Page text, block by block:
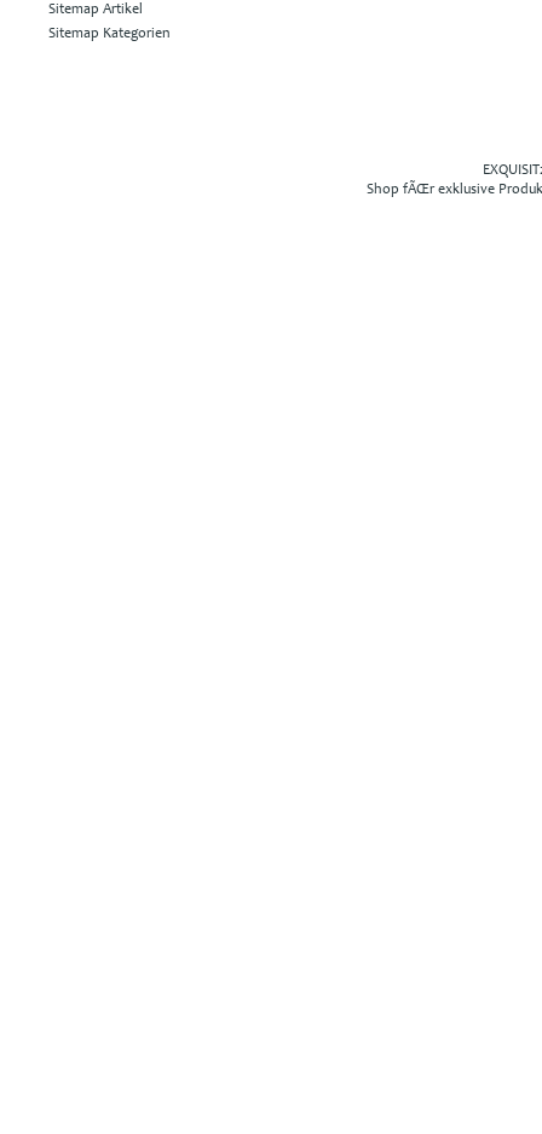
Sitemap Artikel
Sitemap Kategorien
Shop fÃŒr exklusive